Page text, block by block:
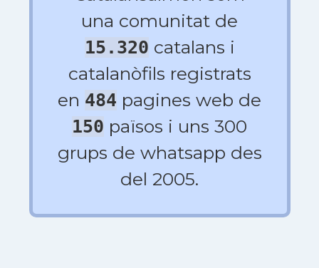
una comunitat de
15.320 catalans i
catalanòfils registrats
en 484 pagines web de
150 països i uns 300
grups de whatsapp des
del 2005.